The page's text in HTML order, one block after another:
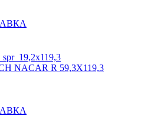
NACAR R 59,3X119,3